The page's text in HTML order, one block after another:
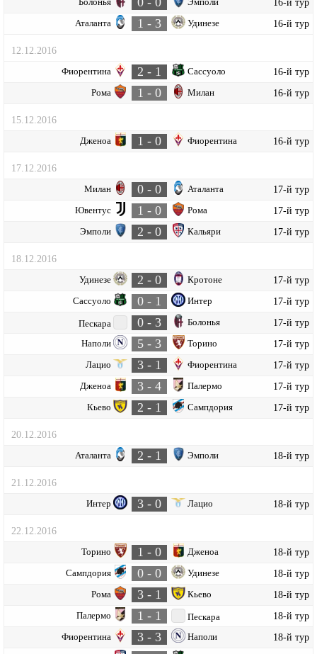
Аталанта 1 - 3 Удинезе 16-й тур
12.12.2016
Фиорентина 2 - 1 Сассуоло 16-й тур
Рома 1 - 0 Милан 16-й тур
15.12.2016
Дженоа 1 - 0 Фиорентина 16-й тур
17.12.2016
Милан 0 - 0 Аталанта 17-й тур
Ювентус 1 - 0 Рома 17-й тур
Эмполи 2 - 0 Кальяри 17-й тур
18.12.2016
Удинезе 2 - 0 Кротоне 17-й тур
Сассуоло 0 - 1 Интер 17-й тур
Пескара 0 - 3 Болонья 17-й тур
Наполи 5 - 3 Торино 17-й тур
Лацио 3 - 1 Фиорентина 17-й тур
Дженоа 3 - 4 Палермо 17-й тур
Кьево 2 - 1 Сампдория 17-й тур
20.12.2016
Аталанта 2 - 1 Эмполи 18-й тур
21.12.2016
Интер 3 - 0 Лацио 18-й тур
22.12.2016
Торино 1 - 0 Дженоа 18-й тур
Сампдория 0 - 0 Удинезе 18-й тур
Рома 3 - 1 Кьево 18-й тур
Палермо 1 - 1 Пескара 18-й тур
Фиорентина 3 - 3 Наполи 18-й тур